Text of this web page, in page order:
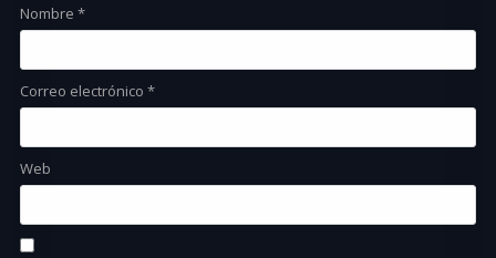
Nombre*
Correo electrónico*
Web